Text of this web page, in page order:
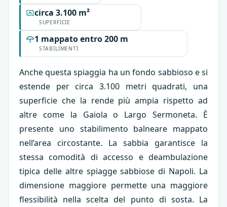
SUPERFICIE
circa 3.100 m²
STABILIMENTI
1 mappato entro 200 m
Anche questa spiaggia ha un fondo sabbioso e si
estende per circa 3.100 metri quadrati, una
superficie che la rende più ampia rispetto ad
altre come la Gaiola o Largo Sermoneta. È
presente uno stabilimento balneare mappato
nell’area circostante. La sabbia garantisce la
stessa comodità di accesso e deambulazione
tipica delle altre spiagge sabbiose di Napoli. La
dimensione maggiore permette una maggiore
flessibilità nella scelta del punto di sosta. La